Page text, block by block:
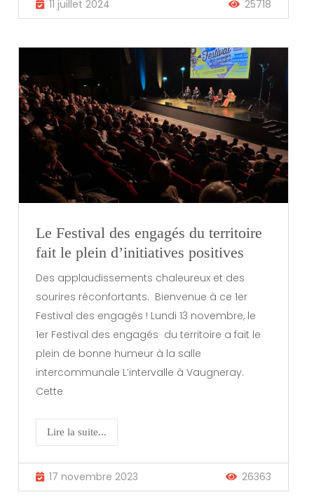
11 juillet 2024 25718
Le Festival des engagés du territoire
fait le plein d’initiatives positives
Des applaudissements chaleureux et des
sourires réconfortants. Bienvenue à ce 1er
Festival des engagés ! Lundi 13 novembre, le
1er Festival des engagés du territoire a fait le
plein de bonne humeur à la salle
intercommunale L’intervalle à Vaugneray.
Cette
Lire la suite...
17 novembre 2023 26363